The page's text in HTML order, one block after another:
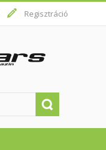
Regisztráció